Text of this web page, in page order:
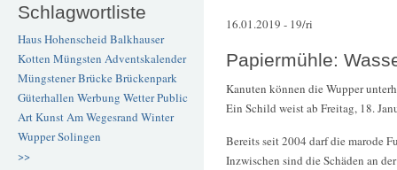
Schlagwortliste
Haus Hohenscheid Balkhauser
Kotten Müngsten Adventskalender
Müngstener BrückeBrückenpark
Güterhallen Werbung WetterPublic
ArtKunstAm Wegesrand Winter
WupperSolingen
>>
16.01.2019 - 19/ri
Papiermühle:
Kanuten können die Wupper
Ein Schild weist ab Freitag, 18.
Bereits seit 2004 darf die marode
Inzwischen sind die Schäden an